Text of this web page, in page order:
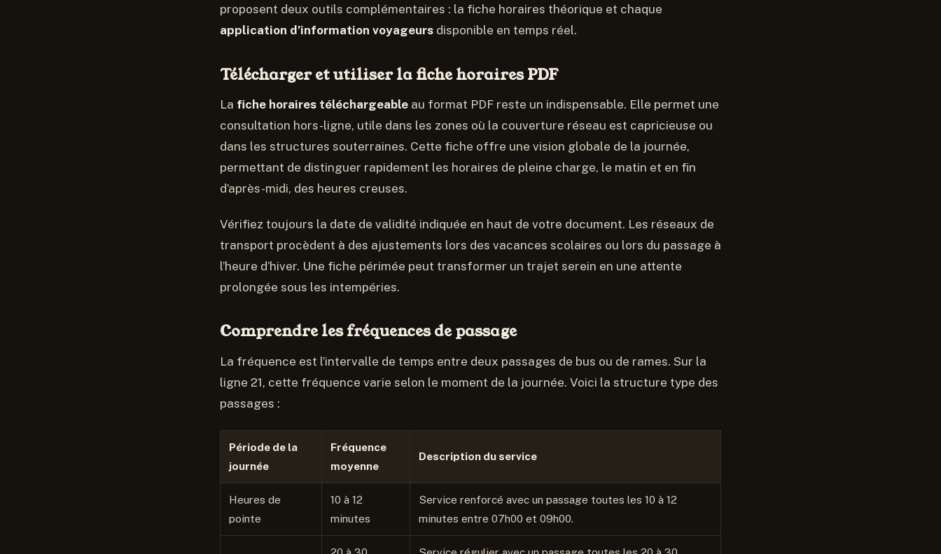
proposent deux outils complémentaires : la fiche horaires théorique et chaque
application d’information voyageurs disponible en temps réel.
Télécharger et utiliser la fiche horaires PDF
La fiche horaires téléchargeable au format PDF reste un indispensable. Elle permet une
consultation hors-ligne, utile dans les zones où la couverture réseau est capricieuse ou
dans les structures souterraines. Cette fiche offre une vision globale de la journée,
permettant de distinguer rapidement les horaires de pleine charge, le matin et en fin
d’après-midi, des heures creuses.
Vérifiez toujours la date de validité indiquée en haut de votre document. Les réseaux de
transport procèdent à des ajustements lors des vacances scolaires ou lors du passage à
l’heure d’hiver. Une fiche périmée peut transformer un trajet serein en une attente
prolongée sous les intempéries.
Comprendre les fréquences de passage
La fréquence est l’intervalle de temps entre deux passages de bus ou de rames. Sur la
ligne 21, cette fréquence varie selon le moment de la journée. Voici la structure type des
passages :
Période de la
journée
Fréquence
moyenne
Description du service
Heures de
pointe
10 à 12
minutes
Service renforcé avec un passage toutes les 10 à 12
minutes entre 07h00 et 09h00.